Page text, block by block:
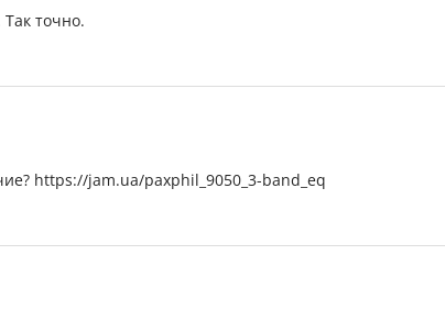
точно.
https://jam.ua/paxphil_9050_3-band_eq